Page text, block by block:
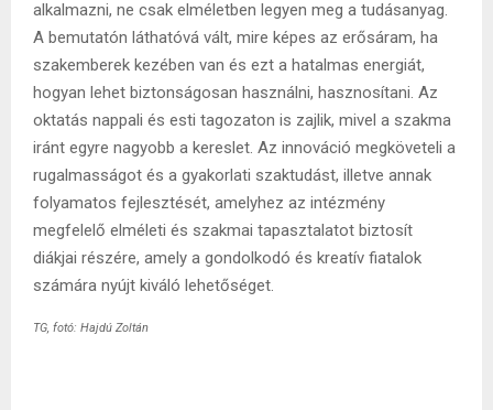
alkalmazni, ne csak elméletben legyen meg a tudásanyag.
A bemutatón láthatóvá vált, mire képes az erősáram, ha
szakemberek kezében van és ezt a hatalmas energiát,
hogyan lehet biztonságosan használni, hasznosítani. Az
oktatás nappali és esti tagozaton is zajlik, mivel a szakma
iránt egyre nagyobb a kereslet. Az innováció megköveteli a
rugalmasságot és a gyakorlati szaktudást, illetve annak
folyamatos fejlesztését, amelyhez az intézmény
megfelelő elméleti és szakmai tapasztalatot biztosít
diákjai részére, amely a gondolkodó és kreatív fiatalok
számára nyújt kiváló lehetőséget.
TG, fotó: Hajdú Zoltán